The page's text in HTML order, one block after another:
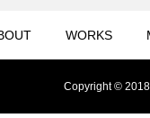
WORKS
Copyright © 2018